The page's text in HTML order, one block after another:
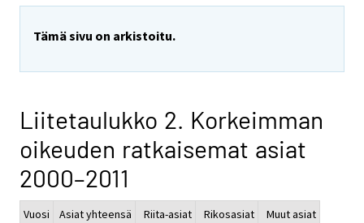
Tämä sivu on arkistoitu.
Liitetaulukko 2. Korkeimman
oikeuden ratkaisemat asiat
2000–2011
Vuosi Asiat yhteensä Riita-asiat Rikosasiat
Muut asiat